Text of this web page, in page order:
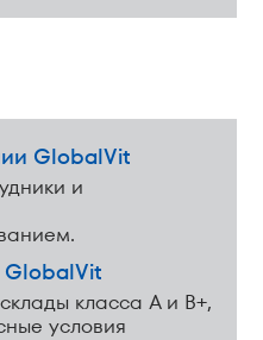
GlobalVit
и
GlobalVit
класса А и В+,
условия